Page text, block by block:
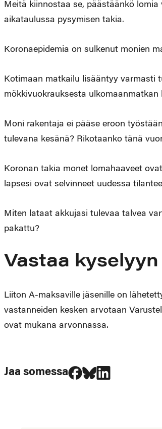
Meitä kiinnostaa se, päästäänkö
aikataulussa pysymisen takia.
Koronaepidemia on sulkenut monien
Kotimaan matkailu lisääntyy varmasti
mökkivuokrauksesta ulkomaanmatkan
Moni rakentaja ei pääse eroon
tulevana kesänä? Rikotaanko tänä
Koronan takia monet lomahaaveet
lapsesi ovat selvinneet uudessa
Miten lataat akkujasi tulevaa talvea
pakattu?
Vastaa kyselyyn
Liiton A-maksaville jäsenille on
vastanneiden kesken arvotaan
ovat mukana arvonnassa.
Jaa somessa
Jaa Facebookissa
Jaa Blueskyssa
Jaa LinkedIn:ssä